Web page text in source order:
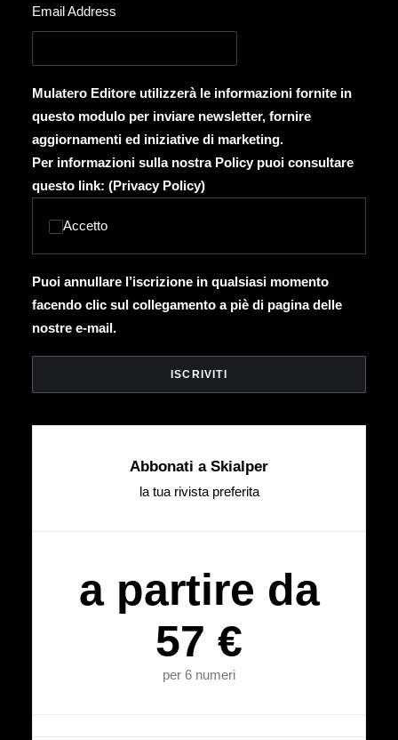
Email Address
Mulatero Editore utilizzerà le informazioni fornite in
questo modulo per inviare newsletter, fornire
aggiornamenti ed iniziative di marketing.
Per informazioni sulla nostra Policy puoi consultare
questo link: (Privacy Policy)
Accetto
Puoi annullare l’iscrizione in qualsiasi momento
facendo clic sul collegamento a piè di pagina delle
nostre e-mail.
Abbonati a Skialper
la tua rivista preferita
a partire da
57 €
per 6 numeri